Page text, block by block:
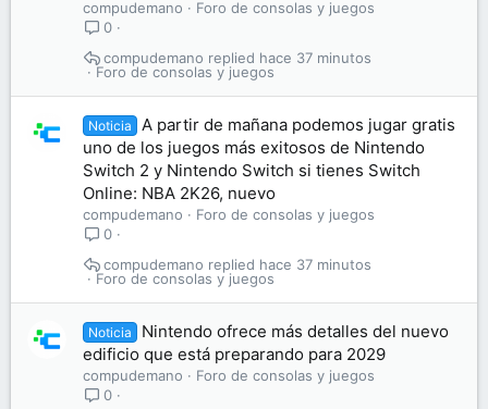
compudemano
Foro de consolas y juegos
0
Foro de consolas y juegos
hace 37 minutos
compudemano
Noticia
A partir de mañana podemos jugar gratis
uno de los juegos más exitosos de Nintendo
Switch 2 y Nintendo Switch si tienes Switch
Online: NBA 2K26, nuevo
compudemano
Foro de consolas y juegos
0
Foro de consolas y juegos
hace 37 minutos
compudemano
Noticia
Nintendo ofrece más detalles del nuevo
edificio que está preparando para 2029
compudemano
Foro de consolas y juegos
0